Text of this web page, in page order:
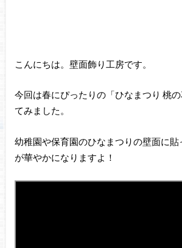
こんにちは。壁面飾り工房です。
今回は春にぴったりの「ひなまつり 桃
てみました。
幼稚園や保育園のひなまつりの壁面に貼
が華やかになりますよ！